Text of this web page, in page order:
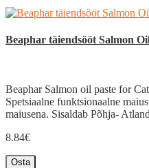
Beaphar täiendsööt Salmon
Beaphar Salmon oil paste for
Spetsiaalne funktsionaalne
maiusena. Sisaldab Põhja-
8.84€
Osta